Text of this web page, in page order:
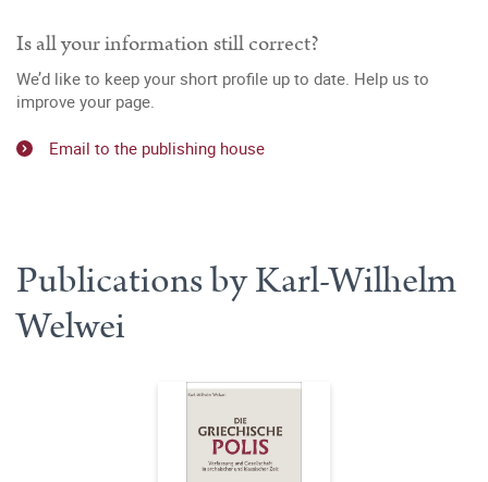
Is all your information still correct?
We’d like to keep your short profile up to date. Help us to
improve your page.
Email to the publishing house
Publications by Karl-Wilhelm
Welwei